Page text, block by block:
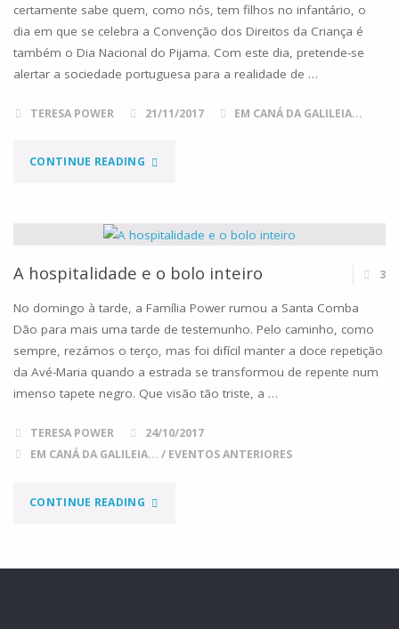
E
FUTURO
certamente sabe quem, como nós, tem filhos no infantário, o
dia em que se celebra a Convenção dos Direitos da Criança é
também o Dia Nacional do Pijama. Com este dia, pretende-se
alertar a sociedade portuguesa para a realidade de …
TERESA POWER 21/11/2017 EM CANÁ DA GALILEIA...
CONTINUE READING"DIA
DO
PIJAMA"
A hospitalidade e o bolo inteiro 3
No domingo à tarde, a Família Power rumou a Santa Comba
Dão para mais uma tarde de testemunho. Pelo caminho, como
sempre, rezámos o terço, mas foi difícil manter a doce repetição
da Avé-Maria quando a estrada se transformou de repente num
imenso tapete negro. Que visão tão triste, a …
TERESA POWER
24/10/2017
EM CANÁ DA GALILEIA... / EVENTOS ANTERIORES
CONTINUE READING"A
E